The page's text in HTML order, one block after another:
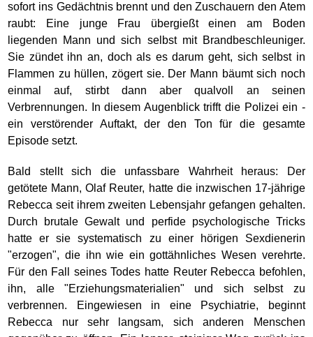
sofort ins Gedächtnis brennt und den Zuschauern den Atem
raubt: Eine junge Frau übergießt einen am Boden
liegenden Mann und sich selbst mit Brandbeschleuniger.
Sie zündet ihn an, doch als es darum geht, sich selbst in
Flammen zu hüllen, zögert sie. Der Mann bäumt sich noch
einmal auf, stirbt dann aber qualvoll an seinen
Verbrennungen. In diesem Augenblick trifft die Polizei ein -
ein verstörender Auftakt, der den Ton für die gesamte
Episode setzt.
Bald stellt sich die unfassbare Wahrheit heraus: Der
getötete Mann, Olaf Reuter, hatte die inzwischen 17-jährige
Rebecca seit ihrem zweiten Lebensjahr gefangen gehalten.
Durch brutale Gewalt und perfide psychologische Tricks
hatte er sie systematisch zu einer hörigen Sexdienerin
"erzogen", die ihn wie ein gottähnliches Wesen verehrte.
Für den Fall seines Todes hatte Reuter Rebecca befohlen,
ihn, alle "Erziehungsmaterialien" und sich selbst zu
verbrennen. Eingewiesen in eine Psychiatrie, beginnt
Rebecca nur sehr langsam, sich anderen Menschen